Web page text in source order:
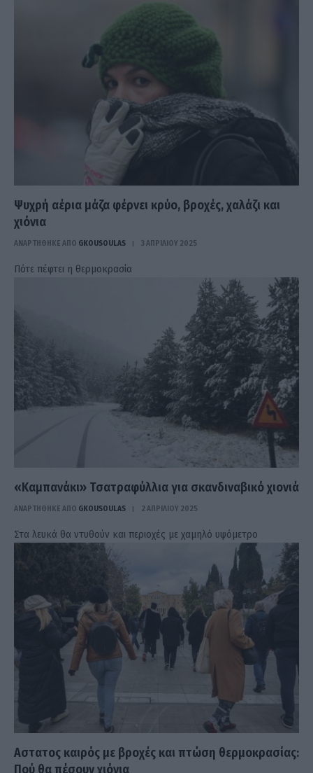
Ψυχρή αέρια μάζα φέρνει κρύο, βροχές, χαλάζι και
χιόνια
ΑΝΑΡΤΗΘΗΚΕ ΑΠΟ GKOUSOULAS 3 ΑΠΡΙΛΊΟΥ 2025
Πότε πέφτει η θερμοκρασία
«Καμπανάκι» Τσατραφύλλια για σκανδιναβικό χιονιά
ΑΝΑΡΤΗΘΗΚΕ ΑΠΟ GKOUSOULAS 2 ΑΠΡΙΛΊΟΥ 2025
Στα λευκά θα ντυθούν και περιοχές με χαμηλό υψόμετρο
Αστατος καιρός με βροχές και πτώση θερμοκρασίας:
Πού θα πέσουν χιόνια